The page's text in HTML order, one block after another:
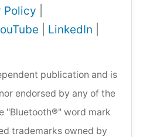
Policy
LinkedIn
publication and is
endorsed by any of the
"Bluetooth®" word mark
trademarks owned by